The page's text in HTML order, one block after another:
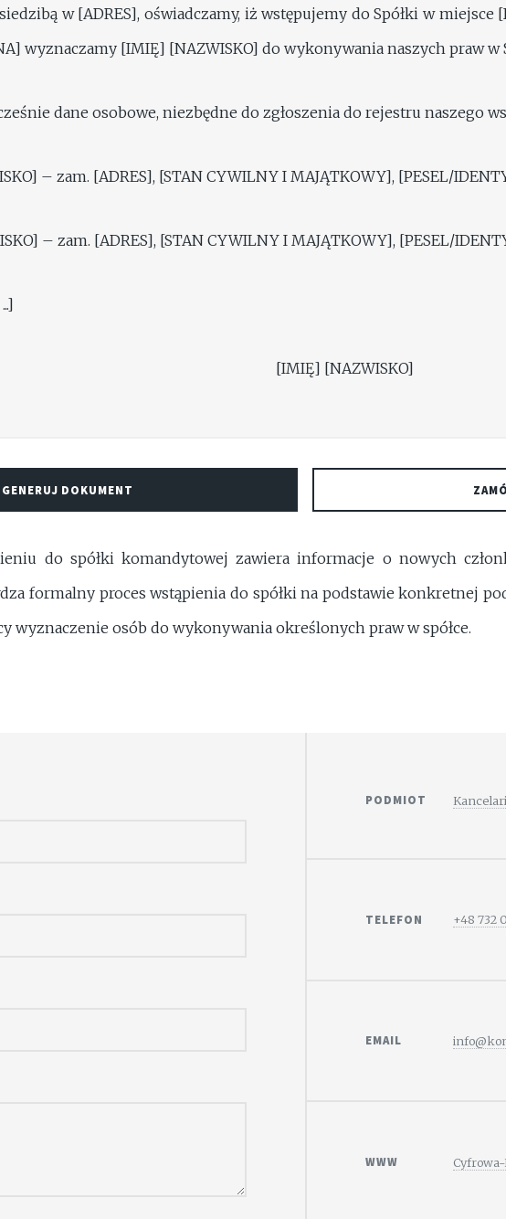
w [ADRES], oświadczamy, iż wstępujemy do Spółki w miejsce
wyznaczamy [IMIĘ] [NAZWISKO] do wykonywania naszych praw w
dane osobowe, niezbędne do zgłoszenia do rejestru naszego
– zam. [ADRES], [STAN CYWILNY I MAJĄTKOWY], [PESEL/
– zam. [ADRES], [STAN CYWILNY I MAJĄTKOWY], [PESEL/
[IMIĘ]
GENERUJ DOKUMENT
do spółki komandytowej zawiera informacje o nowych
formalny proces wstąpienia do spółki na podstawie konkretnej
wyznaczenie osób do wykonywania określonych praw w spółce.
PODMIOT
TELEFON +48 732
EMAIL
WWW